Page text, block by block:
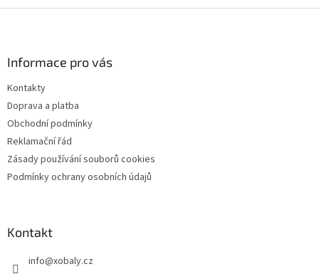
Informace pro vás
Kontakty
Doprava a platba
Obchodní podmínky
Reklamační řád
Zásady používání souborů cookies
Podmínky ochrany osobních údajů
Kontakt
info@xobaly.cz